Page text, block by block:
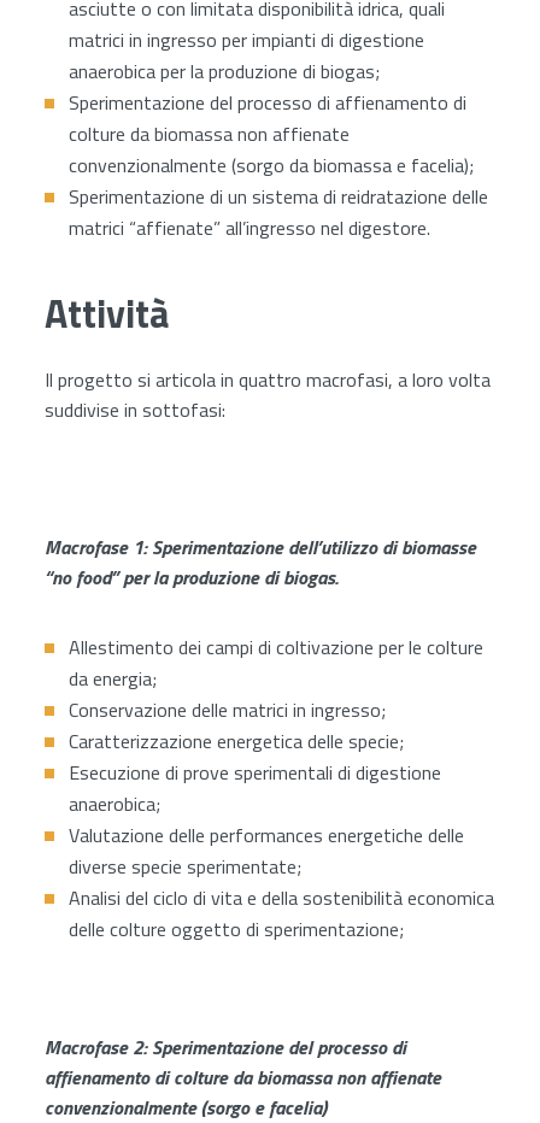
asciutte o con limitata disponibilità idrica, quali
matrici in ingresso per impianti di digestione
anaerobica per la produzione di biogas;
Sperimentazione del processo di affienamento di
colture da biomassa non affienate
convenzionalmente (sorgo da biomassa e facelia);
Sperimentazione di un sistema di reidratazione delle
matrici “affienate” all’ingresso nel digestore.
Attività
Il progetto si articola in quattro macrofasi, a loro volta
suddivise in sottofasi:
Macrofase 1: Sperimentazione dell’utilizzo di biomasse
“no food” per la produzione di biogas.
Allestimento dei campi di coltivazione per le colture
da energia;
Conservazione delle matrici in ingresso;
Caratterizzazione energetica delle specie;
Esecuzione di prove sperimentali di digestione
anaerobica;
Valutazione delle performances energetiche delle
diverse specie sperimentate;
Analisi del ciclo di vita e della sostenibilità economica
delle colture oggetto di sperimentazione;
Macrofase 2: Sperimentazione del processo di
affienamento di colture da biomassa non affienate
convenzionalmente (sorgo e facelia)